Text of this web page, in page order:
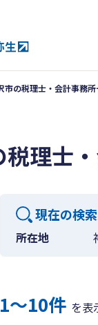
市の税理士・会計事務所
理士
現在の検
所在地
1〜10件 を表